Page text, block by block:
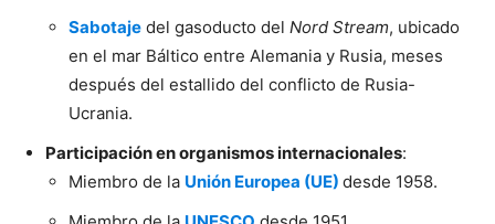
Sabotaje del gasoducto del Nord Stream, ubicado
en el mar Báltico entre Alemania y Rusia, meses
después del estallido del conflicto de Rusia-
Ucrania.
Participación en organismos internacionales:
Miembro de la Unión Europea (UE) desde 1958.